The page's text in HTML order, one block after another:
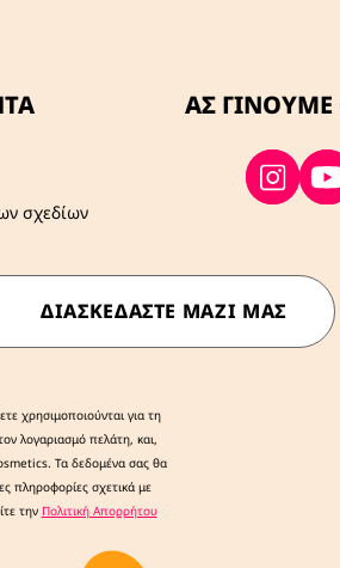
σχεδίων
ΑΣ ΓΙΝΟΥΜΕ
ΔΙΑΣΚΕΔΆΣΤΕ ΜΑΖΊ ΜΑΣ
χρησιμοποιούνται για τη
λογαριασμό πελάτη, και,
Τα δεδομένα σας θα
πληροφορίες σχετικά με
την Πολιτική Απορρήτου